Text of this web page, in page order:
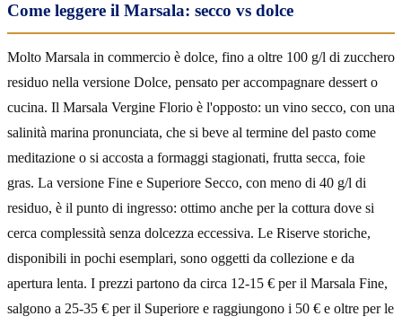
Come leggere il Marsala: secco vs dolce
Molto Marsala in commercio è dolce, fino a oltre 100 g/l di zucchero
residuo nella versione Dolce, pensato per accompagnare dessert o
cucina. Il Marsala Vergine Florio è l'opposto: un vino secco, con una
salinità marina pronunciata, che si beve al termine del pasto come
meditazione o si accosta a formaggi stagionati, frutta secca, foie
gras. La versione Fine e Superiore Secco, con meno di 40 g/l di
residuo, è il punto di ingresso: ottimo anche per la cottura dove si
cerca complessità senza dolcezza eccessiva. Le Riserve storiche,
disponibili in pochi esemplari, sono oggetti da collezione e da
apertura lenta. I prezzi partono da circa 12-15 € per il Marsala Fine,
salgono a 25-35 € per il Superiore e raggiungono i 50 € e oltre per le